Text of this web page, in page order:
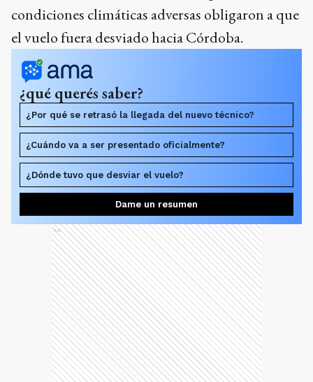
condiciones climáticas adversas obligaron a que
el vuelo fuera desviado hacia Córdoba.
¿qué querés saber?
¿Por qué se retrasó la llegada del nuevo técnico?
¿Cuándo va a ser presentado oficialmente?
¿Dónde tuvo que desviar el vuelo?
Dame un resumen
Ads